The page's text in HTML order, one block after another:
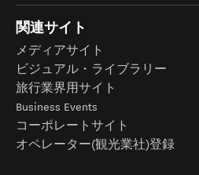
関連サイト
メディアサイト
ビジュアル・ライブラリー
旅行業界用サイト
Business Events
コーポレートサイト
オペレーター(観光業社)登録